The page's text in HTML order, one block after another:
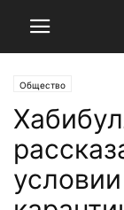
Общество